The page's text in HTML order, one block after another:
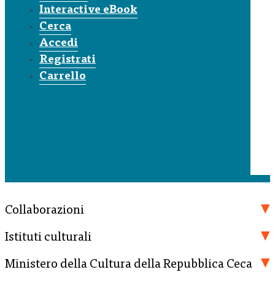
Interactive eBook
Cerca
Accedi
Registrati
Carrello
Collaborazioni
Istituti culturali
Ministero della Cultura della Repubblica Ceca